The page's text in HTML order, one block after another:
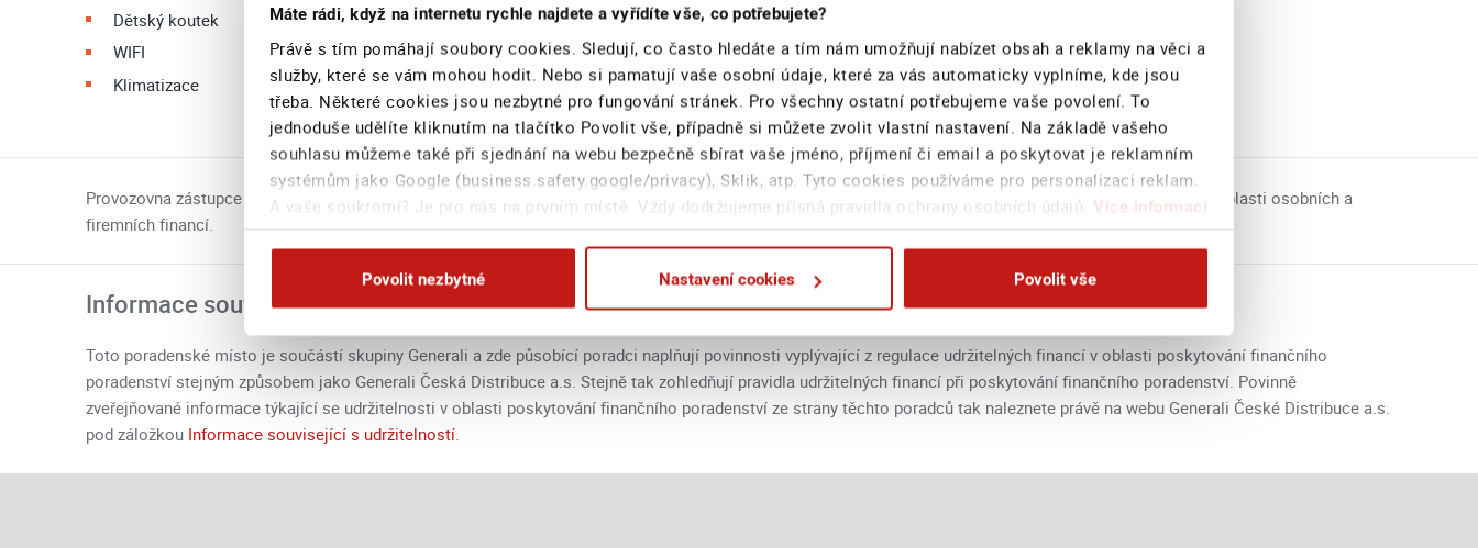
Máte rádi, když na internetu rychle najdete a vyřídíte vše, co potřebujete?
Právě s tím pomáhají soubory cookies. Sledují, co často hledáte a tím nám umožňují nabízet obsah a reklamy na věci a
služby, které se vám mohou hodit. Nebo si pamatují vaše osobní údaje, které za vás automaticky vyplníme, kde jsou
třeba. Některé cookies jsou nezbytné pro fungování stránek. Pro všechny ostatní potřebujeme vaše povolení. To
jednoduše udělíte kliknutím na tlačítko Povolit vše, případně si můžete zvolit vlastní nastavení. Na základě vašeho
souhlasu můžeme také při sjednání na webu bezpečně sbírat vaše jméno, příjmení či email a poskytovat je reklamním
systémům jako Google (business.safety.google/privacy), Sklik, atp. Tyto cookies používáme pro personalizaci reklam.
A vaše soukromí? Je pro nás na prvním místě. Vždy dodržujeme přísná pravidla ochrany osobních údajů. Více informací
Povolit nezbytné Nastavení cookies Povolit vše
Dětský koutek
Platba kartou
WIFI
Bezbariérový vstup
Klimatizace
Provozovna zástupce Generali Distribuce a.s., dceřiné společnosti Generali České pojišťovny a.s. Generali Distribuce a.s. poskytuje finanční poradenství v oblasti osobních a
firemních financí.
Informace související s udržitelností
Toto poradenské místo je součástí skupiny Generali a zde působící poradci naplňují povinnosti vyplývající z regulace udržitelných financí v oblasti poskytování finančního
poradenství stejným způsobem jako Generali Česká Distribuce a.s. Stejně tak zohledňují pravidla udržitelných financí při poskytování finančního poradenství. Povinně
zveřejňované informace týkající se udržitelnosti v oblasti poskytování finančního poradenství ze strany těchto poradců tak naleznete právě na webu Generali České Distribuce a.s.
pod záložkou Informace související s udržitelností.